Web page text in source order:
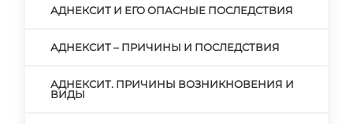
АДНЕКСИТ И ЕГО ОПАСНЫЕ ПОСЛЕДСТВИЯ
АДНЕКСИТ – ПРИЧИНЫ И ПОСЛЕДСТВИЯ
АДНЕКСИТ. ПРИЧИНЫ ВОЗНИКНОВЕНИЯ И
ВИДЫ